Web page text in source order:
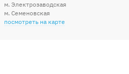
м. Электрозаводская
м. Семеновская
посмотреть на карте